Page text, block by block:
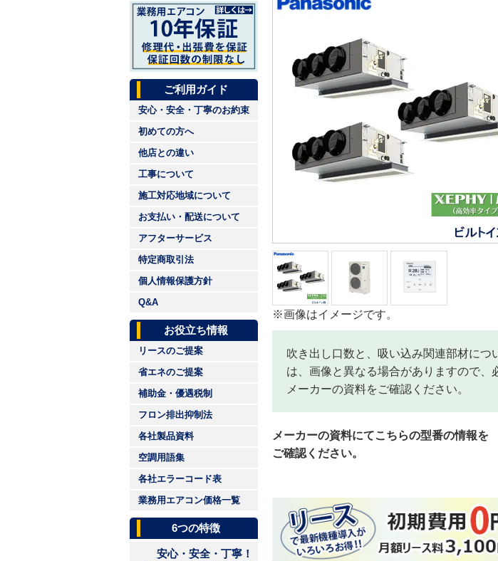
ご利用ガイド
安心・安全・丁寧のお約束
初めての方へ
他店との違い
工事について
施工対応地域について
お支払い・配送について
アフターサービス
特定商取引法
個人情報保護方針
Q&A
お役立ち情報
リースのご提案
省エネのご提案
補助金・優遇税制
フロン排出抑制法
各社製品資料
空調用語集
各社エラーコード表
業務用エアコン価格一覧
6つの特徴
安心・安全・丁寧！
※画像はイメージです。
吹き出し口数と、吸い込み関連部材につ
は、画像と異なる場合がありますので、
メーカーの資料をご確認ください。
メーカーの資料にてこちらの型番の情報を
ご確認ください。